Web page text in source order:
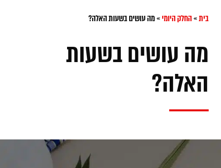
בית»החלק היומי»מה עושים בשעות האלה?
מה עושים בשעות
האלה?